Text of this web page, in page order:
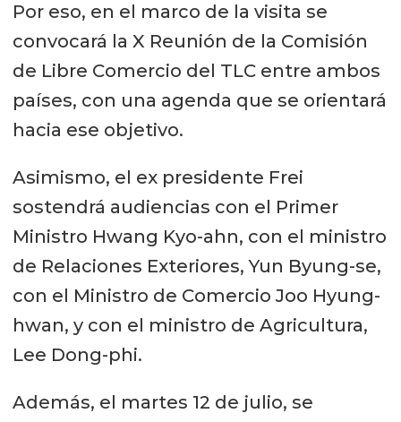
Por eso, en el marco de la visita se
convocará la X Reunión de la Comisión
de Libre Comercio del TLC entre ambos
países, con una agenda que se orientará
hacia ese objetivo.
Asimismo, el ex presidente Frei
sostendrá audiencias con el Primer
Ministro Hwang Kyo-ahn, con el ministro
de Relaciones Exteriores, Yun Byung-se,
con el Ministro de Comercio Joo Hyung-
hwan, y con el ministro de Agricultura,
Lee Dong-phi.
Además, el martes 12 de julio, se